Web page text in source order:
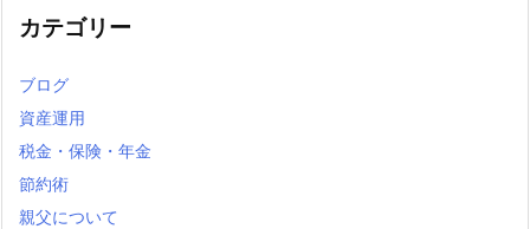
カテゴリー
ブログ
資産運用
税金・保険・年金
節約術
親父について